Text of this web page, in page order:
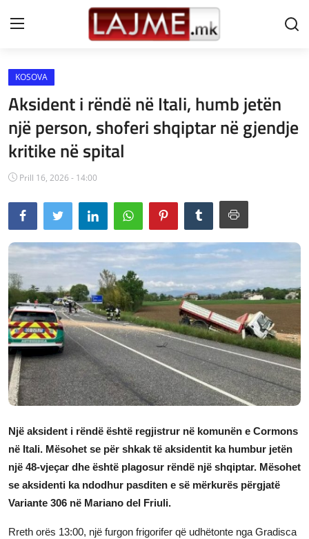
Shtëpi
LAJME MAQEDONI
SHQIPERI
KOSOVA
LAJME NGA BOTA
SHOWBIZ
SPORT
SHENDETI
JETA
Gallery
Shqip
KOSOVA
Aksident i rëndë në Itali, humb jetën
një person, shoferi shqiptar në gjendje
kritike në spital
Prill 16, 2026 - 14:00
Një aksident i rëndë është regjistrur në komunën e Cormons
në Itali. Mësohet se për shkak të aksidentit ka humbur jetën
një 48-vjeçar dhe është plagosur rëndë një shqiptar. Mësohet
se aksidenti ka ndodhur pasditen e së mërkurës përgjatë
Variante 306 në Mariano del Friuli.
Rreth orës 13:00, një furgon frigorifer që udhëtonte nga Gradisca